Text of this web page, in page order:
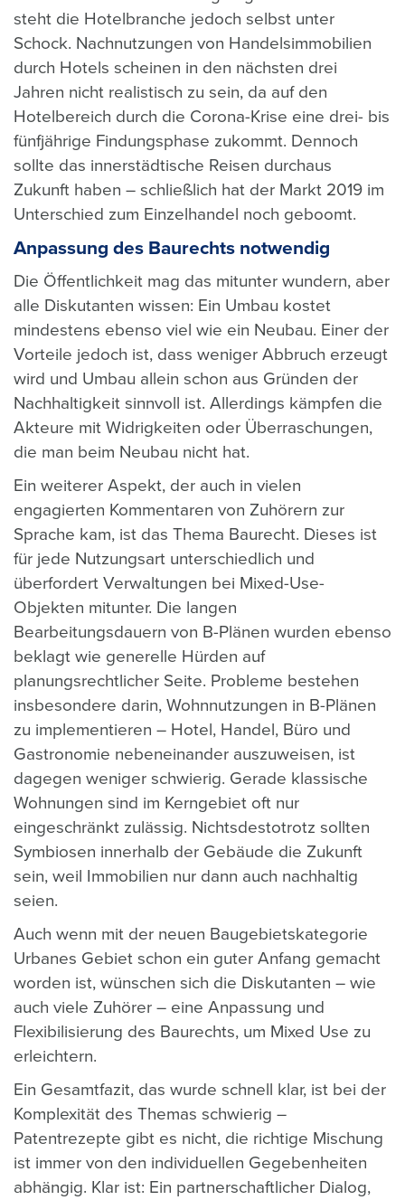
steht die Hotelbranche jedoch selbst unter
Schock. Nachnutzungen von Handelsimmobilien
durch Hotels scheinen in den nächsten drei
Jahren nicht realistisch zu sein, da auf den
Hotelbereich durch die Corona-Krise eine drei- bis
fünfjährige Findungsphase zukommt. Dennoch
sollte das innerstädtische Reisen durchaus
Zukunft haben – schließlich hat der Markt 2019 im
Unterschied zum Einzelhandel noch geboomt.
Anpassung des Baurechts notwendig
Die Öffentlichkeit mag das mitunter wundern, aber
alle Diskutanten wissen: Ein Umbau kostet
mindestens ebenso viel wie ein Neubau. Einer der
Vorteile jedoch ist, dass weniger Abbruch erzeugt
wird und Umbau allein schon aus Gründen der
Nachhaltigkeit sinnvoll ist. Allerdings kämpfen die
Akteure mit Widrigkeiten oder Überraschungen,
die man beim Neubau nicht hat.
Ein weiterer Aspekt, der auch in vielen
engagierten Kommentaren von Zuhörern zur
Sprache kam, ist das Thema Baurecht. Dieses ist
für jede Nutzungsart unterschiedlich und
überfordert Verwaltungen bei Mixed-Use-
Objekten mitunter. Die langen
Bearbeitungsdauern von B-Plänen wurden ebenso
beklagt wie generelle Hürden auf
planungsrechtlicher Seite. Probleme bestehen
insbesondere darin, Wohnnutzungen in B-Plänen
zu implementieren – Hotel, Handel, Büro und
Gastronomie nebeneinander auszuweisen, ist
dagegen weniger schwierig. Gerade klassische
Wohnungen sind im Kerngebiet oft nur
eingeschränkt zulässig. Nichtsdestotrotz sollten
Symbiosen innerhalb der Gebäude die Zukunft
sein, weil Immobilien nur dann auch nachhaltig
seien.
Auch wenn mit der neuen Baugebietskategorie
Urbanes Gebiet schon ein guter Anfang gemacht
worden ist, wünschen sich die Diskutanten – wie
auch viele Zuhörer – eine Anpassung und
Flexibilisierung des Baurechts, um Mixed Use zu
erleichtern.
Ein Gesamtfazit, das wurde schnell klar, ist bei der
Komplexität des Themas schwierig –
Patentrezepte gibt es nicht, die richtige Mischung
ist immer von den individuellen Gegebenheiten
abhängig. Klar ist: Ein partnerschaftlicher Dialog,